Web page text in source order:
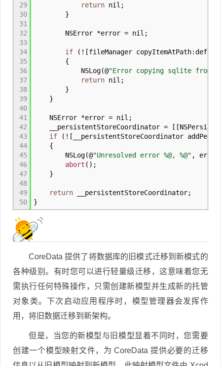
29
30
31
32
33
34
35
36
37
38
39
40
41
42
43
44
45
46
47
48
49
50
return nil ;
}
NSError *error = nil ;
if ( ! [fileManager copyItemAtPath:
{
NSLog(@"Error copying sqlite from
return nil ;
}
}
NSError *error = nil ;
__persistentStoreCoordinator = [ [
if
( ! [
__persistentStoreCoordinator
{
NSLog(@"Unresolved error %@, %@" , error
abort ( ) ;
}
return __persistentStoreCoordinator;
}
CoreData 提供了将数据库的旧模式迁移到新模式的
各种级别。有时您可以进行轻量级迁移，这意味着您无
需执行任何特殊操作，只需创建新模型并生成新的托管
对象类。下次启动应用程序时，模型管理器会发挥作
用，将旧数据迁移到新架构。
但是，当您的新模型与旧模型显着不同时，您需要
创建一个模型映射文件，为 CoreData 提供必要的迁移